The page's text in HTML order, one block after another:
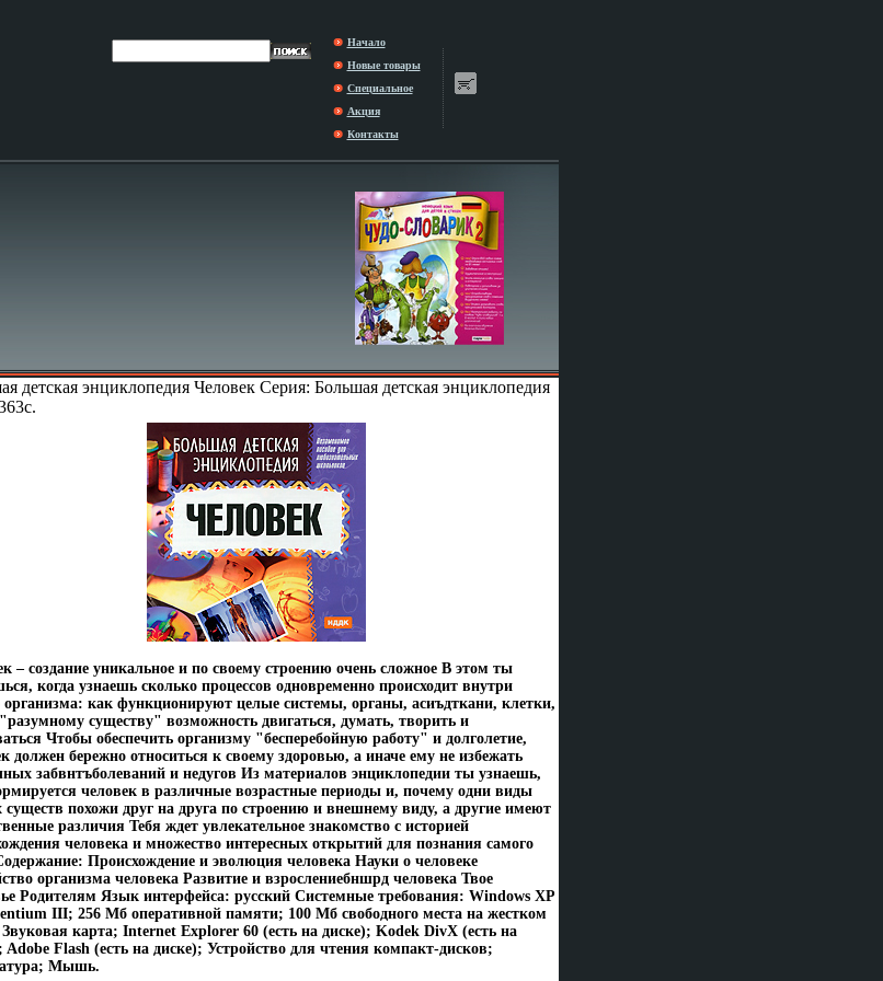
Начало
Новые товары
Специальное
Акция
Контакты
детская энциклопедия Человек Серия: Большая детская энциклопедия
– создание уникальное и по своему строению очень сложное В этом ты
когда узнаешь сколько процессов одновременно происходит внутри
организма: как функционируют целые системы, органы, асиъдткани, клетки,
существу" возможность двигаться, думать, творить и
Чтобы обеспечить организму "бесперебойную работу" и долголетие,
должен бережно относиться к своему здоровью, а иначе ему не избежать
забвнтъболеваний и недугов Из материалов энциклопедии ты узнаешь,
человек в различные возрастные периоды и, почему одни виды
похожи друг на друга по строению и внешнему виду, а другие имеют
различия Тебя ждет увлекательное знакомство с историей
человека и множество интересных открытий для познания самого
Происхождение и эволюция человека Науки о человеке
организма человека Развитие и взрослениебншрд человека Твое
Родителям Язык интерфейса: русский Системные требования: Windows XP
III; 256 Мб оперативной памяти; 100 Мб свободного места на жестком
Звуковая карта; Internet Explorer 60 (есть на диске); Kodek DivX (есть на
Adobe Flash (есть на диске); Устройство для чтения компакт-дисков;
Мышь.